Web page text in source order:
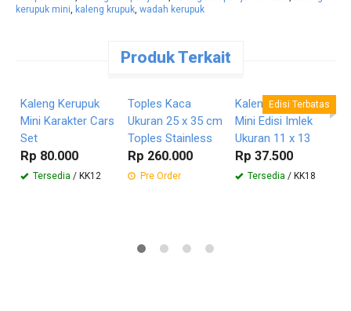
kerupuk mini
kaleng krupuk wadah kerupuk
Produk Terkait
Kaleng Kerupuk
Mini Karakter Cars
Set
Rp 80.000
Tersedia / KK12
Pesan
Toples Kaca
Ukuran 25 x 35 cm
Toples Stainless
Rp 260.000
Pre Order
Edisi Terbatas
Kaleng Kerupuk
Mini Edisi Imlek
Ukuran 11 x 13
Rp 37.500
Tersedia / KK18